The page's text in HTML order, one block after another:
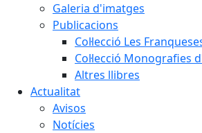
Galeria d'imatges
Publicacions
Col·lecció Les
Col·lecció Monografies
Altres llibres
Actualitat
Avisos
Notícies